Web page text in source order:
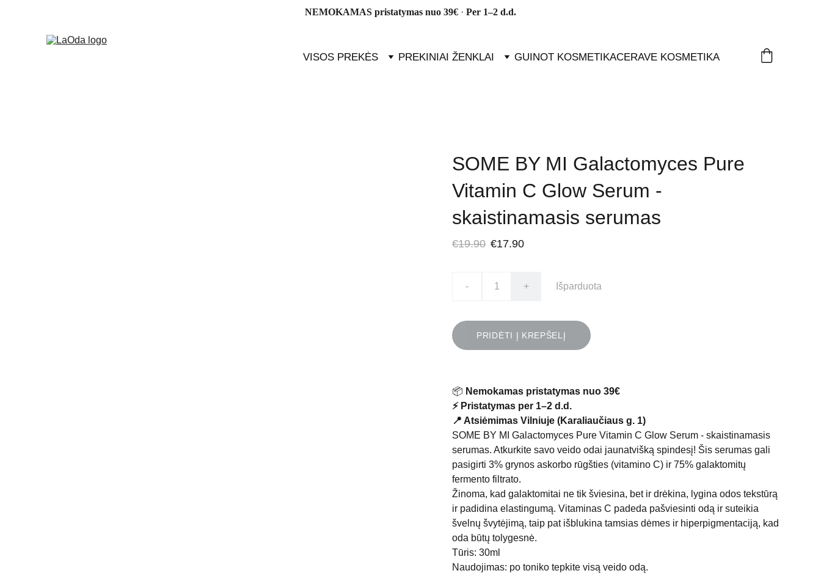
NEMOKAMAS pristatymas nuo 39€ · Per 1–2 d.d.
VISOS PREKĖS PREKINIAI ŽENKLAI GUINOT KOSMETIKACERAVE KOSMETIKA
SOME BY MI Galactomyces Pure
Vitamin C Glow Serum -
skaistinamasis serumas
€19.90 €17.90
- + Išparduota
PRIDĖTI Į KREPŠELĮ
📦 Nemokamas pristatymas nuo 39€
⚡ Pristatymas per 1–2 d.d.
📍 Atsiėmimas Vilniuje (Karaliaučiaus g. 1)
SOME BY MI Galactomyces Pure Vitamin C Glow Serum - skaistinamasis
serumas. Atkurkite savo veido odai jaunatvišką spindesį! Šis serumas gali
pasigirti 3% grynos askorbo rūgšties (vitamino C) ir 75% galaktomitų
fermento filtrato.
Žinoma, kad galaktomitai ne tik šviesina, bet ir drėkina, lygina odos tekstūrą
ir padidina elastingumą. Vitaminas C padeda pašviesinti odą ir suteikia
švelnų švytėjimą, taip pat išblukina tamsias dėmes ir hiperpigmentaciją, kad
oda būtų tolygesnė.
Tūris: 30ml
Naudojimas: po toniko tepkite visą veido odą.